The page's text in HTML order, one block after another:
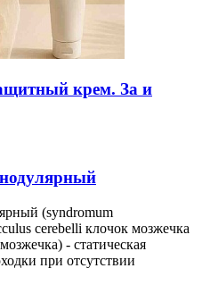
крем. За и
(syndromum
cerebelli клочок мозжечка
- статическая
при отсутствии